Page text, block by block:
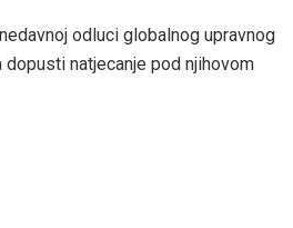
odluci globalnog upravnog
natjecanje pod njihovom